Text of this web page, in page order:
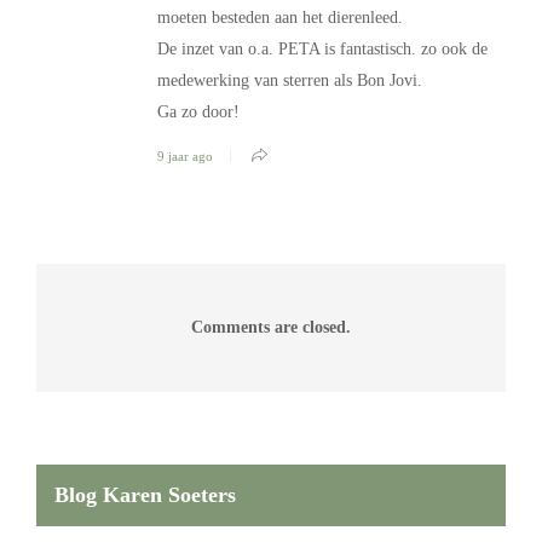
moeten besteden aan het dierenleed.
De inzet van o.a. PETA is fantastisch. zo ook de
medewerking van sterren als Bon Jovi.
Ga zo door!
9 jaar ago
Comments are closed.
Blog Karen Soeters